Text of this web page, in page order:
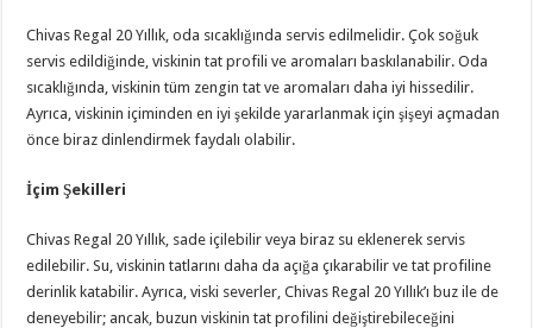
Chivas Regal 20 Yıllık, oda sıcaklığında servis edilmelidir. Çok soğuk
servis edildiğinde, viskinin tat profili ve aromaları baskılanabilir. Oda
sıcaklığında, viskinin tüm zengin tat ve aromaları daha iyi hissedilir.
Ayrıca, viskinin içiminden en iyi şekilde yararlanmak için şişeyi açmadan
önce biraz dinlendirmek faydalı olabilir.
İçim Şekilleri
Chivas Regal 20 Yıllık, sade içilebilir veya biraz su eklenerek servis
edilebilir. Su, viskinin tatlarını daha da açığa çıkarabilir ve tat profiline
derinlik katabilir. Ayrıca, viski severler, Chivas Regal 20 Yıllık’ı buz ile de
deneyebilir; ancak, buzun viskinin tat profilini değiştirebileceğini